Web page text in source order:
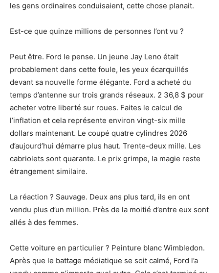
les gens ordinaires conduisaient, cette chose planait.
Est-ce que quinze millions de personnes l’ont vu ?
Peut être. Ford le pense. Un jeune Jay Leno était
probablement dans cette foule, les yeux écarquillés
devant sa nouvelle forme élégante. Ford a acheté du
temps d’antenne sur trois grands réseaux. 2 36,8 $ pour
acheter votre liberté sur roues. Faites le calcul de
l’inflation et cela représente environ vingt-six mille
dollars maintenant. Le coupé quatre cylindres 2026
d’aujourd’hui démarre plus haut. Trente-deux mille. Les
cabriolets sont quarante. Le prix grimpe, la magie reste
étrangement similaire.
La réaction ? Sauvage. Deux ans plus tard, ils en ont
vendu plus d’un million. Près de la moitié d’entre eux sont
allés à des femmes.
Cette voiture en particulier ? Peinture blanc Wimbledon.
Après que le battage médiatique se soit calmé, Ford l’a